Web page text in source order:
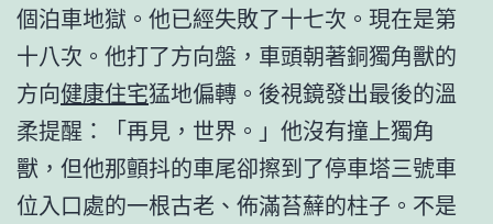
個泊車地獄。他已經失敗了十七次。現在是第
十八次。他打了方向盤，車頭朝著銅獨角獸的
方向健康住宅猛地偏轉。後視鏡發出最後的溫
柔提醒：「再見，世界。」他沒有撞上獨角
獸，但他那顫抖的車尾卻擦到了停車塔三號車
位入口處的一根古老、佈滿苔蘚的柱子。不是